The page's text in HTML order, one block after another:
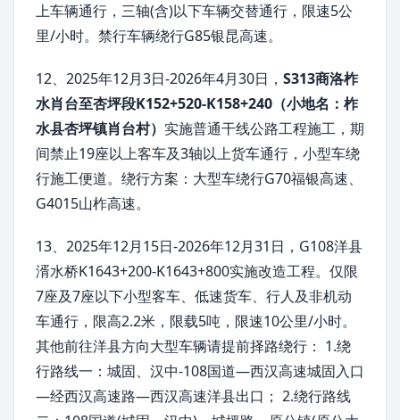
上车辆通行，三轴(含)以下车辆交替通行，限速5公
里/小时。禁行车辆绕行G85银昆高速。
12、2025年12月3日-2026年4月30日， S313商洛柞
水肖台至杏坪段K152+520-K158+240（小地名：柞
水县杏坪镇肖台村） 实施普通干线公路工程施工，期
间禁止19座以上客车及3轴以上货车通行，小型车绕
行施工便道。绕行方案：大型车绕行G70福银高速、
G4015山柞高速。
13、2025年12月15日-2026年12月31日，G108洋县
湑水桥K1643+200-K1643+800实施改造工程。仅限
7座及7座以下小型客车、低速货车、行人及非机动
车通行，限高2.2米，限载5吨，限速10公里/小时。
其他前往洋县方向大型车辆请提前择路绕行： 1.绕
行路线一：城固、汉中-108国道—西汉高速城固入口
—经西汉高速路—西汉高速洋县出口； 2.绕行路线